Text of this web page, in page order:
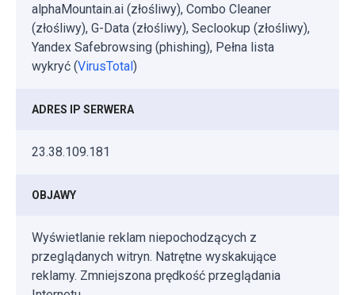
alphaMountain.ai (złośliwy), Combo Cleaner
(złośliwy), G-Data (złośliwy), Seclookup (złośliwy),
Yandex Safebrowsing (phishing), Pełna lista
wykryć (VirusTotal)
ADRES IP SERWERA
23.38.109.181
OBJAWY
Wyświetlanie reklam niepochodzących z
przeglądanych witryn. Natrętne wyskakujące
reklamy. Zmniejszona prędkość przeglądania